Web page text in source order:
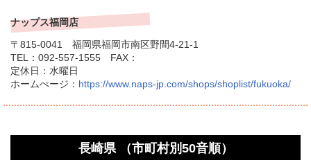
ナップス福岡店
〒815-0041 福岡県福岡市南区野間4-21-1
TEL：092-557-1555 FAX：
定休日：水曜日
ホームぺージ： https://www.naps-jp.com/shops/shoplist/fukuoka/
長崎県 （市町村別50音順）